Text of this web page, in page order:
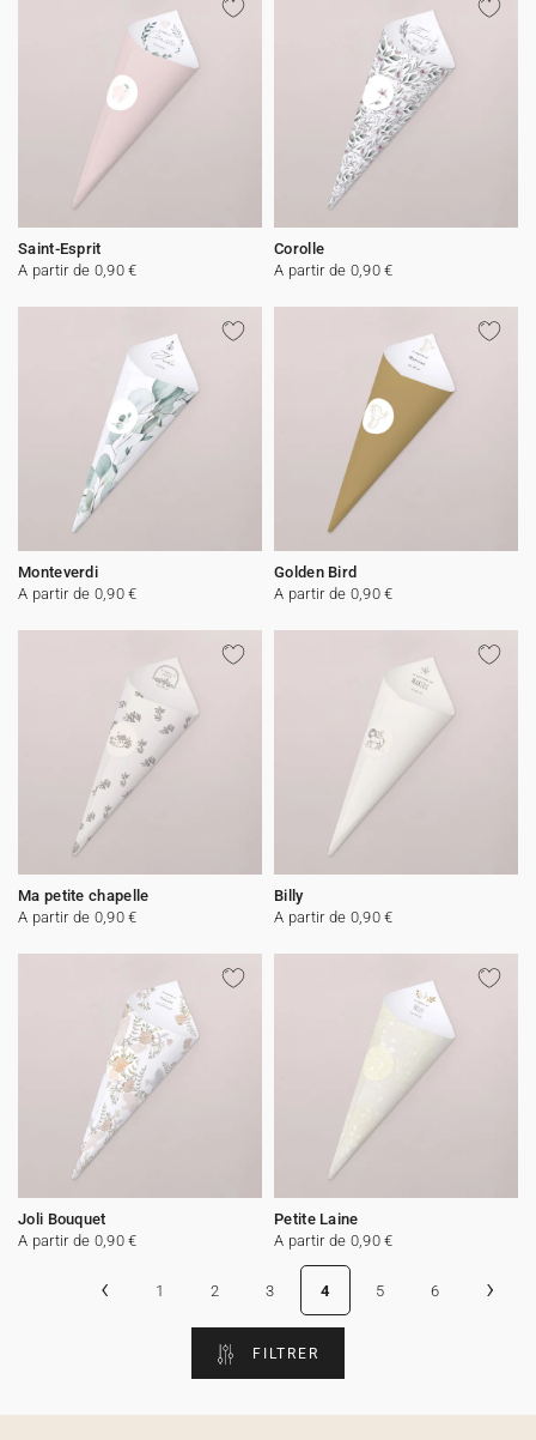
Saint-Esprit
A partir de 0,90 €
Corolle
A partir de 0,90 €
Monteverdi
A partir de 0,90 €
Golden Bird
A partir de 0,90 €
Ma petite chapelle
A partir de 0,90 €
Billy
A partir de 0,90 €
Joli Bouquet
A partir de 0,90 €
Petite Laine
A partir de 0,90 €
‹ 1 2 3 4 5 6 ›
FILTRER